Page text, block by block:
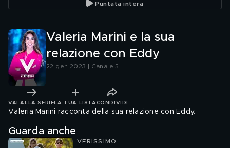
Puntata intera
Valeria Marini e la sua
relazione con Eddy
22 gen 2023 | Canale 5
VAI ALLA SERIE LA TUA LISTA CONDIVIDI
Valeria Marini racconta della sua relazione con Eddy.
Guarda anche
VERISSIMO